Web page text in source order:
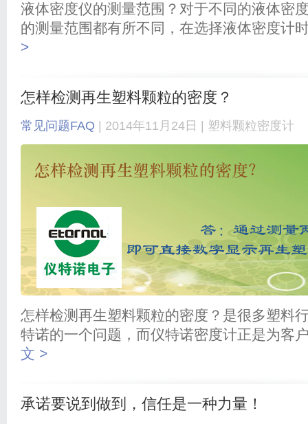
液体密度仪的测量范围？对于不同的液体密
的测量范围都有所不同，在选择液体密度计
>
怎样检测再生塑料颗粒的密度？
常见问题FAQ | 2014年11月24日 | 塑料颗粒密度计
怎样检测再生塑料颗粒的密度？是很多塑料
特诺的一个问题，而仪特诺密度计正是为客
文 >
承诺要说到做到，信任是一种力量！